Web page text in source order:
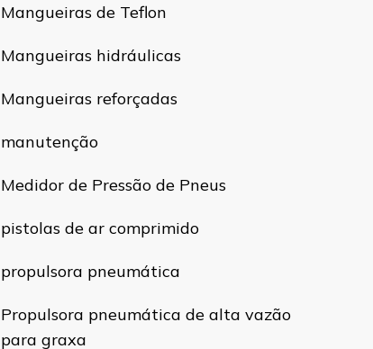
Mangueiras de Teflon
Mangueiras hidráulicas
Mangueiras reforçadas
manutenção
Medidor de Pressão de Pneus
pistolas de ar comprimido
propulsora pneumática
Propulsora pneumática de alta vazão
para graxa